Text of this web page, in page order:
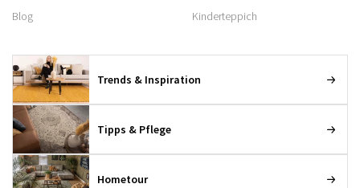
Blog
Kinderteppich
Trends & Inspiration
Tipps & Pflege
Hometour